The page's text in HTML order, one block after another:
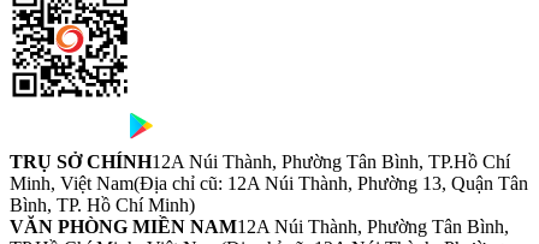
TRỤ SỞ CHÍNH12A Núi Thành, Phường Tân Bình, TP.Hồ Chí
Minh, Việt Nam(Địa chỉ cũ: 12A Núi Thành, Phường 13, Quận Tân
Bình, TP. Hồ Chí Minh)
VĂN PHÒNG MIỀN NAM12A Núi Thành, Phường Tân Bình,